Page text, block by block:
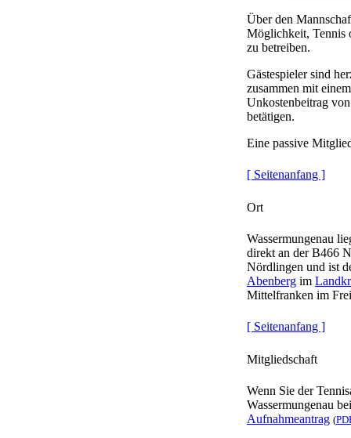
Über den
Möglichkeit, Tennis
zu betreiben.
Gästespieler sind
zusammen mit
Unkostenbeitrag
betätigen.
Eine passive
[ Seitenanfang ]
Ort
Wassermungenau
direkt an der B466
Nördlingen und ist
Abenberg im
Mittelfranken im
[ Seitenanfang ]
Mitgliedschaft
Wenn Sie der
Wassermungenau
Aufnahmeantrag (